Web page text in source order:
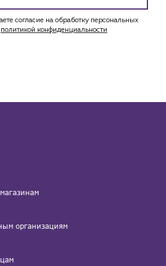
согласие на обработку персональных
политикой конфиденциальности
организациям